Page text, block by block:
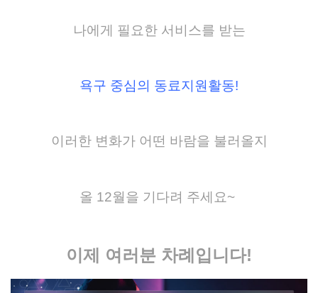
나에게 필요한 서비스를 받는
욕구 중심의 동료지원활동!
이러한 변화가 어떤 바람을 불러올지
올 12월을 기다려 주세요~
이제 여러분 차례입니다!